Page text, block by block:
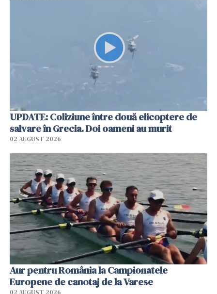
UPDATE: Coliziune între două elicoptere de
salvare în Grecia. Doi oameni au murit
02 AUGUST 2026
Aur pentru România la Campionatele
Europene de canotaj de la Varese
02 AUGUST 2026